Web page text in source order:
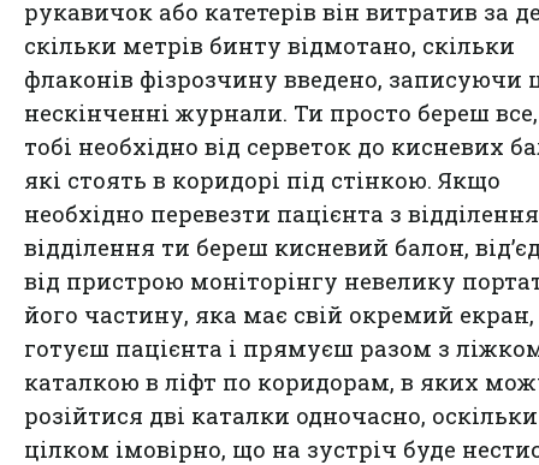
рукавичок або катетерів він витратив за
скільки метрів бинту відмотано, скільки
флаконів фізрозчину введено, записуючи
нескінченні журнали. Ти просто береш
тобі необхідно від серветок до кисневих
які стоять в коридорі під стінкою. Якщо
необхідно перевезти пацієнта з
відділення ти береш кисневий балон,
від пристрою моніторінгу невелику
його частину, яка має свій окремий екран,
готуєш пацієнта і прямуєш разом з
каталкою в ліфт по коридорам, в яких
розійтися дві каталки одночасно, оскільки
цілком імовірно, що на зустріч буде